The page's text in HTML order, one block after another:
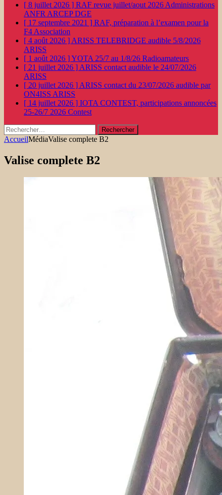
[ 8 juillet 2026 ] RAF revue juillet/aout 2026 Administrations
ANFR ARCEP DGE
[ 17 septembre 2021 ] RAF, préparation à l’examen pour la
F4 Association
[ 4 août 2026 ] ARISS TELEBRIDGE audible 5/8/2026
ARISS
[ 1 août 2026 ]YOTA 25/7 au 1/8/26 Radioamateurs
[ 21 juillet 2026 ] ARISS contact audible le 24/07/2026
ARISS
[ 20 juillet 2026 ] ARISS contact du 23/07/2026 audible par
ON4ISS ARISS
[ 14 juillet 2026 ] IOTA CONTEST, participations annoncées
25-26/7 2026 Contest
Rechercher :
AccueilMédiaValise complete B2
Valise complete B2